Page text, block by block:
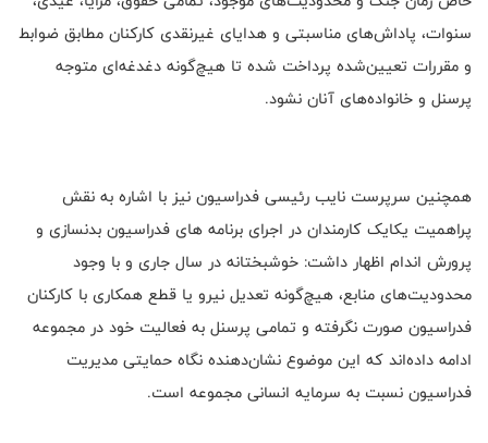
سنوات، پاداش‌های مناسبتی و هدایای غیرنقدی کارکنان مطابق ضوابط
و مقررات تعیین‌شده پرداخت شده تا هیچ‌گونه دغدغه‌ای متوجه
پرسنل و خانواده‌های آنان نشود.
همچنین سرپرست نایب رئیسی فدراسیون نیز با اشاره به نقش
پراهمیت یکایک کارمندان در اجرای برنامه های فدراسیون بدنسازی و
پرورش اندام اظهار داشت: خوشبختانه در سال جاری و با وجود
محدودیت‌های منابع، هیچ‌گونه تعدیل نیرو یا قطع همکاری با کارکنان
فدراسیون صورت نگرفته و تمامی پرسنل به فعالیت خود در مجموعه
ادامه داده‌اند که این موضوع نشان‌دهنده نگاه حمایتی مدیریت
فدراسیون نسبت به سرمایه انسانی مجموعه است.